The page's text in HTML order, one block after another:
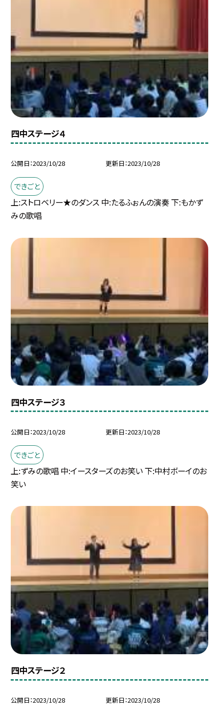
四中ステージ４
公開日 2023/10/28 更新日 2023/10/28
できごと
上:ストロベリー★のダンス 中:たるふぉんの演奏 下:もかず
みの歌唱
四中ステージ３
公開日 2023/10/28 更新日 2023/10/28
できごと
上:ずみの歌唱 中:イースターズのお笑い 下:中村ボーイのお
笑い
四中ステージ２
公開日 2023/10/28 更新日 2023/10/28